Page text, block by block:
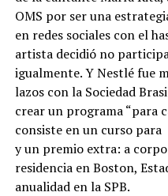
OMS por ser una
en redes sociales con el
artista decidió no
igualmente. Y Nestlé fue
lazos con la Sociedad
crear un programa “para
consiste en un curso
y un premio extra: a
residencia en Boston,
anualidad en la SPB.